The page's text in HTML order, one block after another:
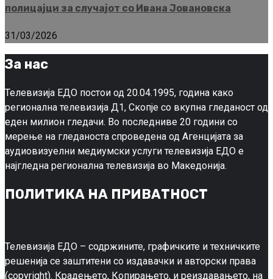
полицајци за случајот со Ивана Јовановска
31/03/2026
За нас
Телевизија ЕДО постои од 20.04.1995, година како
регионална телевизија Д1, Скопје со вкупна гледаност од
еден милион гледачи. Во последниве 20 години со
мерење на гледаноста спроведена од Агенцијата за
аудиовизуелни медиумски услуги телевизија ЕДО е
најгледна регионална телевизија во Македонија.
ПОЛИТИКА НА ПРИВАТНОСТ
Телевизија ЕДО – содржините, графичките и техничките
решенија се заштитени со издавачки и авторски права
(copyright). Крадењето, Копирањето, и реиздавањето, на